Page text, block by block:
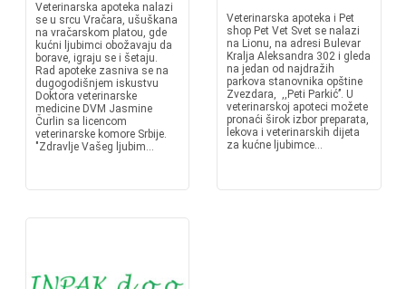
Veterinarska apoteka nalazi
se u srcu Vračara, ušuškana
na vračarskom platou, gde
kućni ljubimci obožavaju da
borave, igraju se i šetaju.
Rad apoteke zasniva se na
dugogodišnjem iskustvu
Doktora veterinarske
medicine DVM Jasmine
Čurlin sa licencom
veterinarske komore Srbije.
"Zdravlje Vašeg ljubim...
Veterinarska apoteka i Pet
shop Pet Vet Svet se nalazi
na Lionu, na adresi Bulevar
Kralja Aleksandra 302 i gleda
na jedan od najdražih
parkova stanovnika opštine
Zvezdara, ,,Peti Parkić’’. U
veterinarskoj apoteci možete
pronaći širok izbor preparata,
lekova i veterinarskih dijeta
za kućne ljubimce...